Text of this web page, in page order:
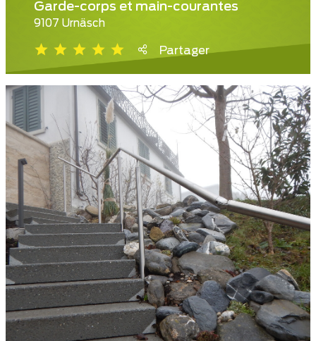
Garde-corps et main-courantes
9107 Urnäsch
Partager